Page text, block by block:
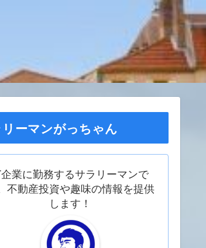
ーマンがっちゃん
業に勤務するサラリーマンで
不動産投資や趣味の情報を提供
します！